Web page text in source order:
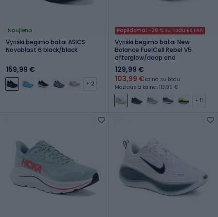
Naujiena
Vyriški bėgimo batai ASICS
Novablast 6 black/black
159,99 €
+ 2
Papildomai -20 % su kodu EXTRA
Vyriški bėgimo batai New
Balance FuelCell Rebel V5
afterglow/deep end
129,99 €
103,99 €kaina su kodu
Mažiausia kaina: 113,99 €
+ 11